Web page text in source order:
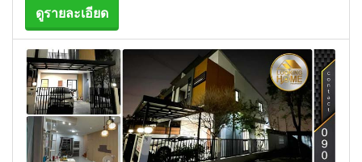
ดูรายละเอียด